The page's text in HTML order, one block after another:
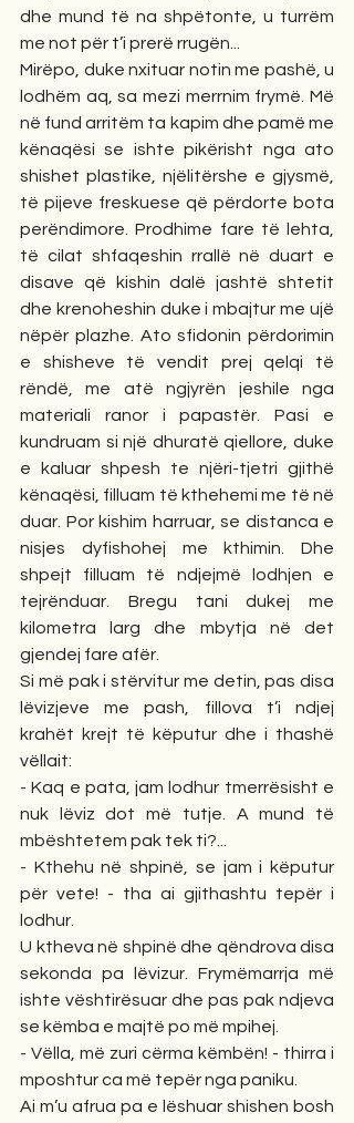
dhe mund të na shpëtonte, u turrëm
me not për t’i prerë rrugën...
Mirëpo, duke nxituar notin me pashë, u
lodhëm aq, sa mezi merrnim frymë. Më
në fund arritëm ta kapim dhe pamë me
kënaqësi se ishte pikërisht nga ato
shishet plastike, njëlitërshe e gjysmë,
të pijeve freskuese që përdorte bota
perëndimore. Prodhime fare të lehta,
të cilat shfaqeshin rrallë në duart e
disave që kishin dalë jashtë shtetit
dhe krenoheshin duke i mbajtur me ujë
nëpër plazhe. Ato sfidonin përdorimin
e shisheve të vendit prej qelqi të
rëndë, me atë ngjyrën jeshile nga
materiali ranor i papastër. Pasi e
kundruam si një dhuratë qiellore, duke
e kaluar shpesh te njëri-tjetri gjithë
kënaqësi, filluam të kthehemi me të në
duar. Por kishim harruar, se distanca e
nisjes dyfishohej me kthimin. Dhe
shpejt filluam të ndjejmë lodhjen e
tejrënduar. Bregu tani dukej me
kilometra larg dhe mbytja në det
gjendej fare afër.
Si më pak i stërvitur me detin, pas disa
lëvizjeve me pash, fillova t’i ndjej
krahët krejt të këputur dhe i thashë
vëllait:
- Kaq e pata, jam lodhur tmerrësisht e
nuk lëviz dot më tutje. A mund të
mbështetem pak tek ti?...
- Kthehu në shpinë, se jam i këputur
për vete! - tha ai gjithashtu tepër i
lodhur.
U ktheva në shpinë dhe qëndrova disa
sekonda pa lëvizur. Frymëmarrja më
ishte vështirësuar dhe pas pak ndjeva
se këmba e majtë po më mpihej.
- Vëlla, më zuri cërma këmbën! - thirra i
mposhtur ca më tepër nga paniku.
Ai m’u afrua pa e lëshuar shishen bosh